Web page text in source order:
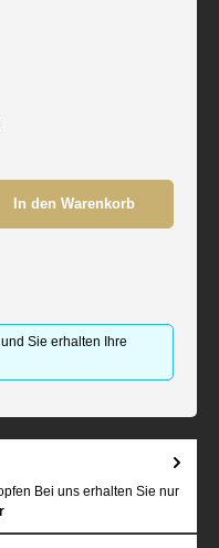
ein oder benutze die Schaltflächen um
In den Warenkorb
und Sie erhalten Ihre
Bei uns erhalten Sie nur